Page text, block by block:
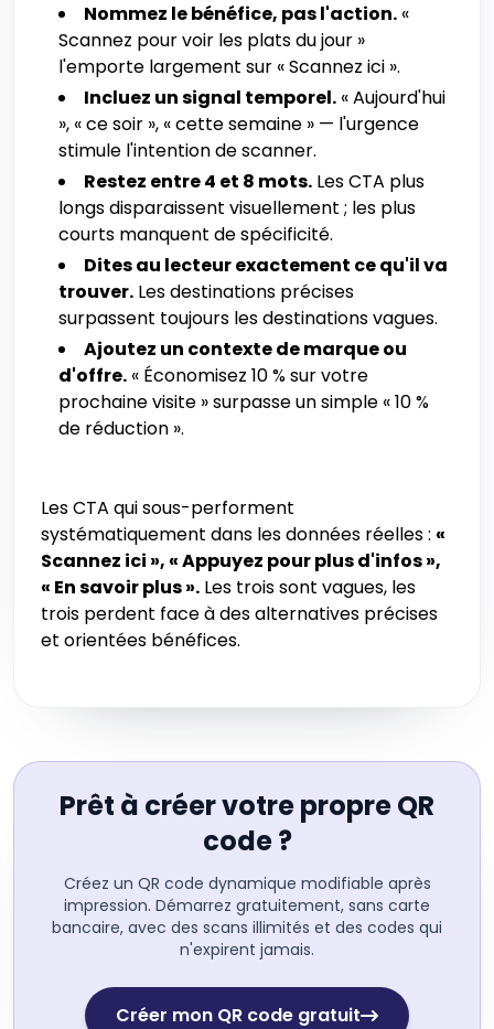
Nommez le bénéfice, pas l'action. «
Scannez pour voir les plats du jour »
l'emporte largement sur « Scannez ici ».
Incluez un signal temporel. « Aujourd'hui
», « ce soir », « cette semaine » — l'urgence
stimule l'intention de scanner.
Restez entre 4 et 8 mots. Les CTA plus
longs disparaissent visuellement ; les plus
courts manquent de spécificité.
Dites au lecteur exactement ce qu'il va
trouver. Les destinations précises
surpassent toujours les destinations vagues.
Ajoutez un contexte de marque ou
d'offre. « Économisez 10 % sur votre
prochaine visite » surpasse un simple « 10 %
de réduction ».
Les CTA qui sous-performent
systématiquement dans les données réelles : «
Scannez ici », « Appuyez pour plus d'infos »,
« En savoir plus ». Les trois sont vagues, les
trois perdent face à des alternatives précises
et orientées bénéfices.
Prêt à créer votre propre QR
code ?
Créez un QR code dynamique modifiable après
impression. Démarrez gratuitement, sans carte
bancaire, avec des scans illimités et des codes qui
n'expirent jamais.
Créer mon QR code gratuit